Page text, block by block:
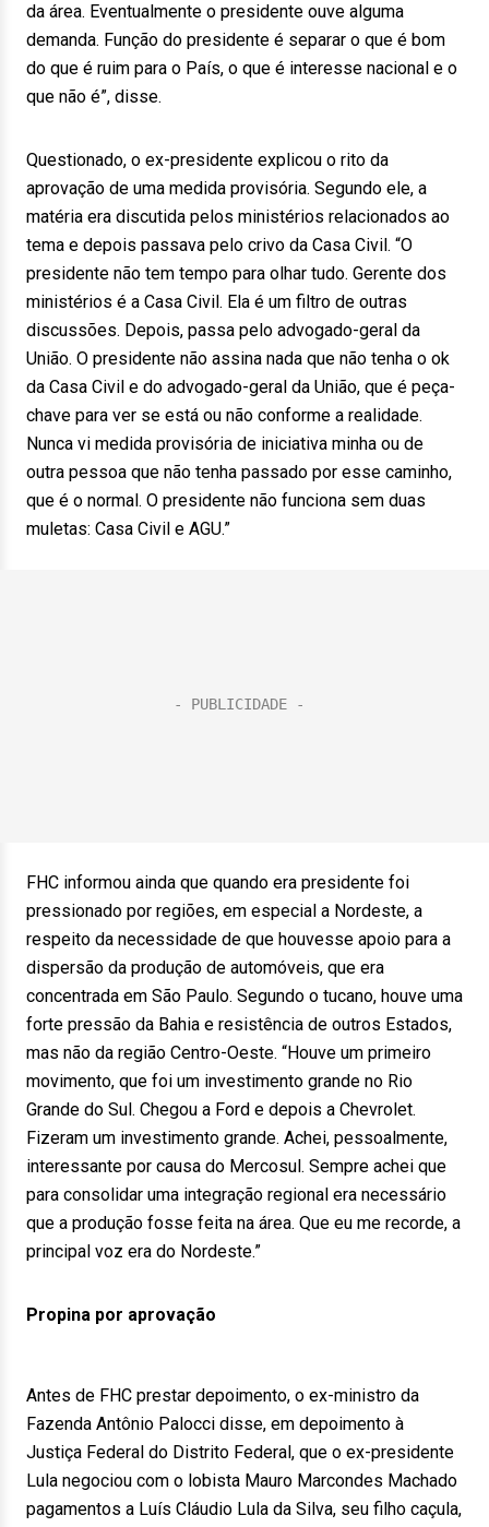
da área. Eventualmente o presidente ouve alguma
demanda. Função do presidente é separar o que é bom
do que é ruim para o País, o que é interesse nacional e o
que não é”, disse.
Questionado, o ex-presidente explicou o rito da
aprovação de uma medida provisória. Segundo ele, a
matéria era discutida pelos ministérios relacionados ao
tema e depois passava pelo crivo da Casa Civil. “O
presidente não tem tempo para olhar tudo. Gerente dos
ministérios é a Casa Civil. Ela é um filtro de outras
discussões. Depois, passa pelo advogado-geral da
União. O presidente não assina nada que não tenha o ok
da Casa Civil e do advogado-geral da União, que é peça-
chave para ver se está ou não conforme a realidade.
Nunca vi medida provisória de iniciativa minha ou de
outra pessoa que não tenha passado por esse caminho,
que é o normal. O presidente não funciona sem duas
muletas: Casa Civil e AGU.”
FHC informou ainda que quando era presidente foi
pressionado por regiões, em especial a Nordeste, a
respeito da necessidade de que houvesse apoio para a
dispersão da produção de automóveis, que era
concentrada em São Paulo. Segundo o tucano, houve uma
forte pressão da Bahia e resistência de outros Estados,
mas não da região Centro-Oeste. “Houve um primeiro
movimento, que foi um investimento grande no Rio
Grande do Sul. Chegou a Ford e depois a Chevrolet.
Fizeram um investimento grande. Achei, pessoalmente,
interessante por causa do Mercosul. Sempre achei que
para consolidar uma integração regional era necessário
que a produção fosse feita na área. Que eu me recorde, a
principal voz era do Nordeste.”
Propina por aprovação
Antes de FHC prestar depoimento, o ex-ministro da
Fazenda Antônio Palocci disse, em depoimento à
Justiça Federal do Distrito Federal, que o ex-presidente
Lula negociou com o lobista Mauro Marcondes Machado
pagamentos a Luís Cláudio Lula da Silva, seu filho caçula,